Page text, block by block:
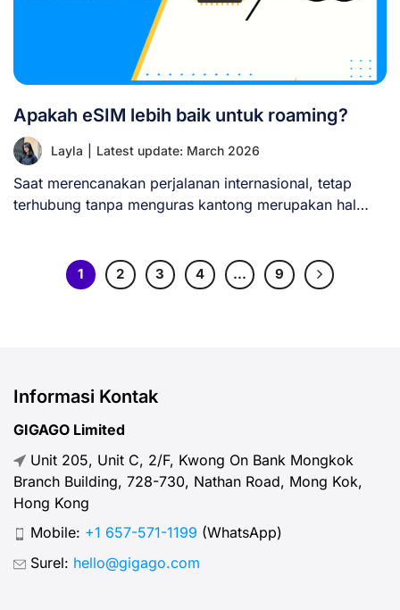
Apakah eSIM lebih baik untuk roaming?
Layla Latest update: March 2026
Saat merencanakan perjalanan internasional, tetap
terhubung tanpa menguras kantong merupakan hal
1 2 3 4 … 9
Informasi Kontak
GIGAGO Limited
Unit 205, Unit C, 2/F, Kwong On Bank Mongkok
Branch Building, 728-730, Nathan Road, Mong Kok,
Hong Kong
Mobile: +1 657-571-1199 (WhatsApp)
Surel: hello@gigago.com